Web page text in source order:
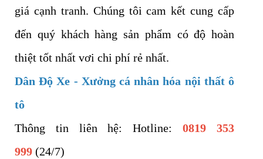
giá cạnh tranh. Chúng tôi cam kết cung cấp
đến quý khách hàng sản phẩm có độ hoàn
thiệt tốt nhất vơi chi phí rẻ nhất.
Dân Độ Xe - Xưởng cá nhân hóa nội thất ô
tô
Thông tin liên hệ: Hotline:0819 353
999 (24/7)